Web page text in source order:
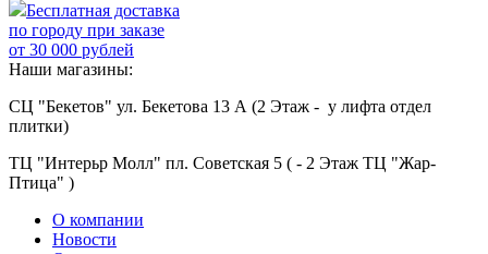
Бесплатная доставка
по городу при заказе
от 30 000 рублей
Наши магазины:
СЦ "Бекетов" ул. Бекетова 13 А (2 Этаж - у лифта отдел
плитки)
ТЦ "Интерьр Молл" пл. Советская 5 ( - 2 Этаж ТЦ "Жар-
Птица" )
О компании
Новости